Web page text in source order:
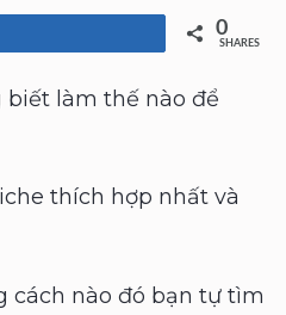
0
SHARES
làm thế nào để
thích hợp nhất và
cách nào đó bạn tự tìm